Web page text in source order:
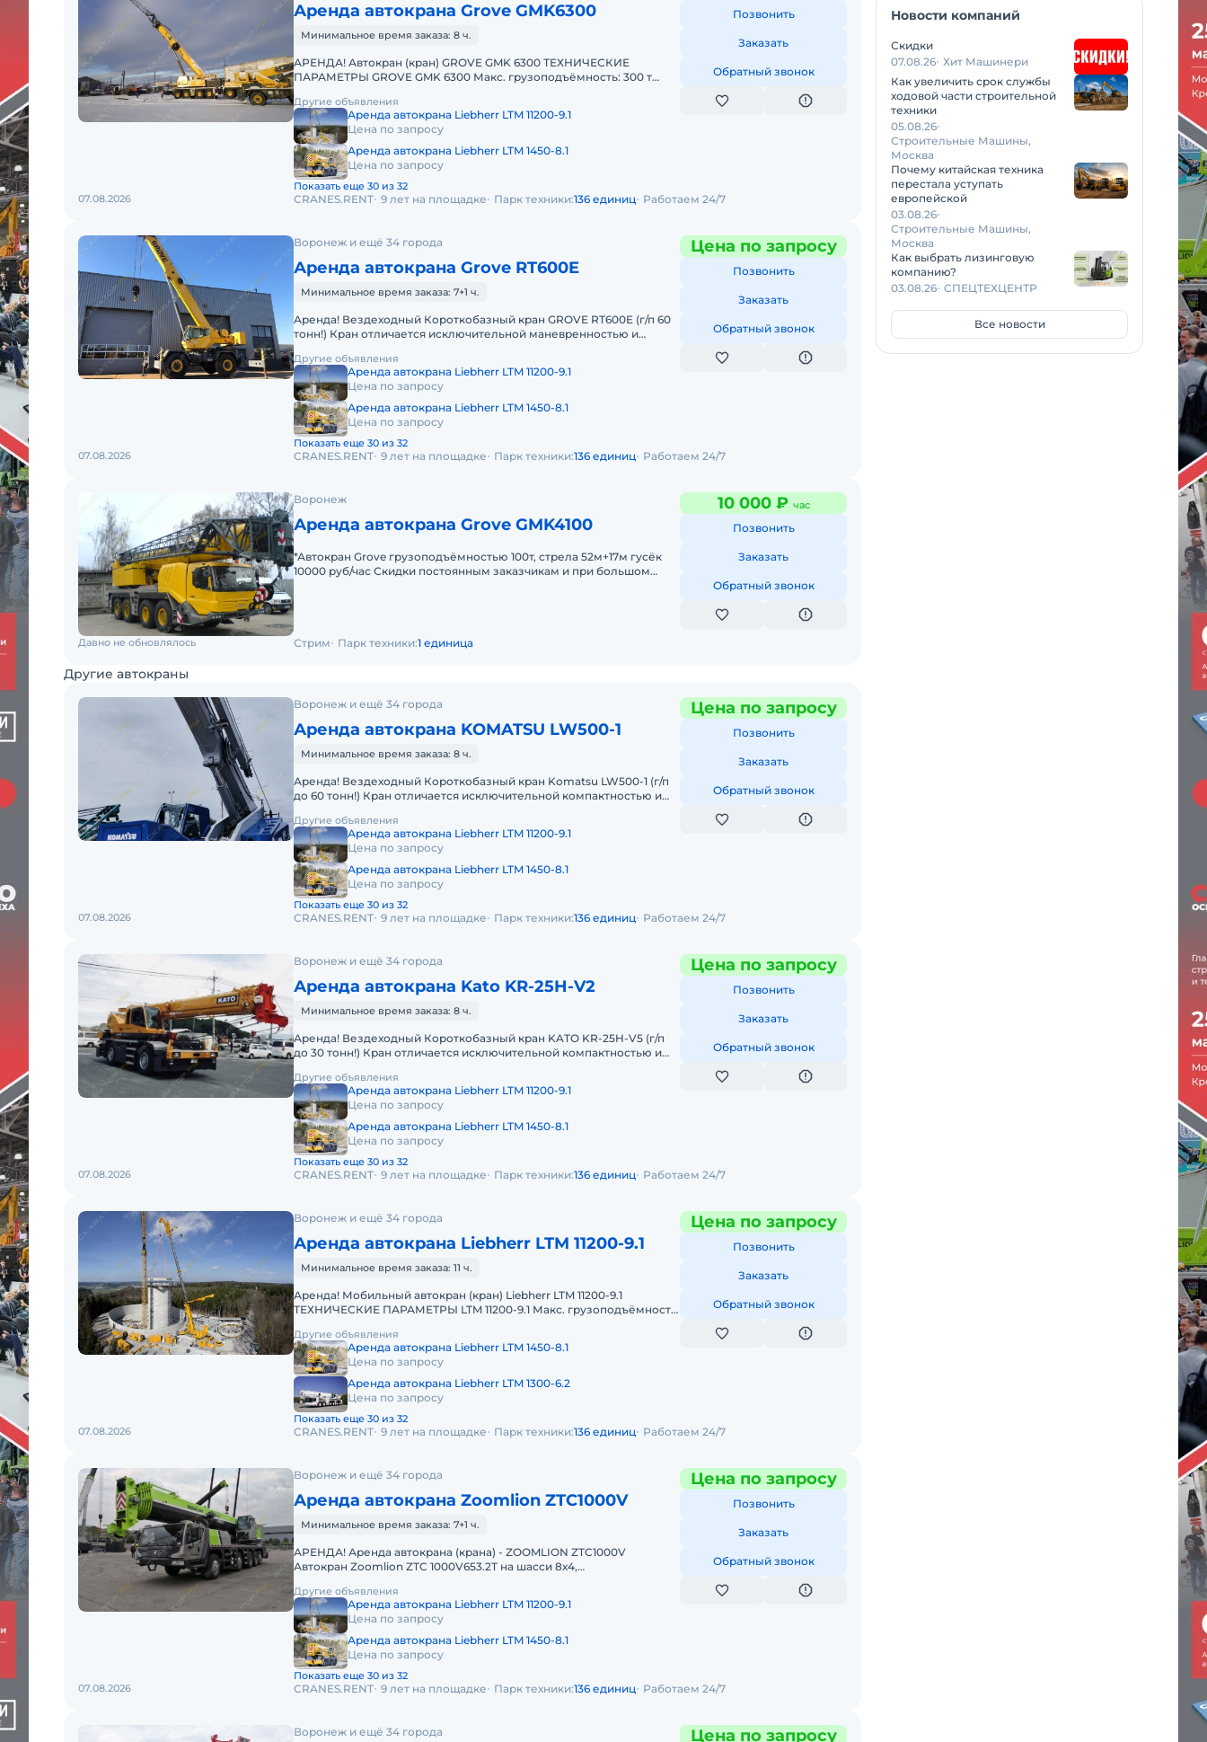
Аренда автокрана Grove GMK6300
Минимальное время заказа: 8 ч.
АРЕНДА! Автокран (кран) GROVE GMK 6300 ТЕХНИЧЕСКИЕ
ПАРАМЕТРЫ GROVE GMK 6300 Макс. грузоподъёмность: 300 т
Другие объявления
Аренда автокрана Liebherr LTM 11200-9.1
Цена по запросу
Аренда автокрана Liebherr LTM 1450-8.1
Цена по запросу
Показать еще 30 из 32
Позвонить
Заказать
Обратный звонок
07.08.2026 CRANES.RENT 9 лет на площадке Парк техники:136 единиц Работаем 24/7
Воронеж и ещё 34 города
Аренда автокрана Grove RT600E
Минимальное время заказа: 7+1 ч.
Аренда! Вездеходный Короткобазный кран GROVE RT600E (г/п 60
тонн!) Кран отличается исключительной маневренностью и
Другие объявления
Аренда автокрана Liebherr LTM 11200-9.1
Цена по запросу
Аренда автокрана Liebherr LTM 1450-8.1
Цена по запросу
Показать еще 30 из 32
Цена по запросу
Позвонить
Заказать
Обратный звонок
07.08.2026 CRANES.RENT 9 лет на площадке Парк техники:136 единиц Работаем 24/7
Воронеж
Аренда автокрана Grove GMK4100
*Автокран Grove грузоподъёмностью 100т, стрела 52м+17м гусёк
10000 руб/час Скидки постоянным заказчикам и при большом
10 000 ₽ час
Позвонить
Заказать
Обратный звонок
Давно не обновлялось Стрим Парк техники:1 единица
Другие автокраны
Воронеж и ещё 34 города
Аренда автокрана KOMATSU LW500-1
Минимальное время заказа: 8 ч.
Аренда! Вездеходный Короткобазный кран Komatsu LW500-1 (г/п
до 60 тонн!) Кран отличается исключительной компактностью и
Другие объявления
Аренда автокрана Liebherr LTM 11200-9.1
Цена по запросу
Аренда автокрана Liebherr LTM 1450-8.1
Цена по запросу
Показать еще 30 из 32
Цена по запросу
Позвонить
Заказать
Обратный звонок
07.08.2026 CRANES.RENT 9 лет на площадке Парк техники:136 единиц Работаем 24/7
Воронеж и ещё 34 города
Аренда автокрана Kato KR-25H-V2
Минимальное время заказа: 8 ч.
Аренда! Вездеходный Короткобазный кран KATO KR-25H-V5 (г/п
до 30 тонн!) Кран отличается исключительной компактностью и
Другие объявления
Аренда автокрана Liebherr LTM 11200-9.1
Цена по запросу
Аренда автокрана Liebherr LTM 1450-8.1
Цена по запросу
Показать еще 30 из 32
Цена по запросу
Позвонить
Заказать
Обратный звонок
07.08.2026 CRANES.RENT 9 лет на площадке Парк техники:136 единиц Работаем 24/7
Воронеж и ещё 34 города
Аренда автокрана Liebherr LTM 11200-9.1
Минимальное время заказа: 11 ч.
Аренда! Мобильный автокран (кран) Liebherr LTM 11200-9.1
ТЕХНИЧЕСКИЕ ПАРАМЕТРЫ LTM 11200-9.1 Макс. грузоподъёмность:
Другие объявления
Аренда автокрана Liebherr LTM 1450-8.1
Цена по запросу
Аренда автокрана Liebherr LTM 1300-6.2
Цена по запросу
Показать еще 30 из 32
Цена по запросу
Позвонить
Заказать
Обратный звонок
07.08.2026 CRANES.RENT 9 лет на площадке Парк техники:136 единиц Работаем 24/7
Воронеж и ещё 34 города
Аренда автокрана Zoomlion ZTC1000V
Минимальное время заказа: 7+1 ч.
АРЕНДА! Аренда автокрана (крана) - ZOOMLION ZTC1000V
Автокран Zoomlion ZTC 1000V653.2T на шасси 8х4,
Другие объявления
Аренда автокрана Liebherr LTM 11200-9.1
Цена по запросу
Аренда автокрана Liebherr LTM 1450-8.1
Цена по запросу
Показать еще 30 из 32
Цена по запросу
Позвонить
Заказать
Обратный звонок
07.08.2026 CRANES.RENT 9 лет на площадке Парк техники:136 единиц Работаем 24/7
Воронеж и ещё 34 города Цена по запросу
Новости компаний
Скидки
07.08.26 Хит Машинери
Как увеличить срок службы
ходовой части строительной
техники
05.08.26
Строительные Машины,
Москва
Почему китайская техника
перестала уступать
европейской
03.08.26
Строительные Машины,
Москва
Как выбрать лизинговую
компанию?
03.08.26 СПЕЦТЕХЦЕНТР
Все новости